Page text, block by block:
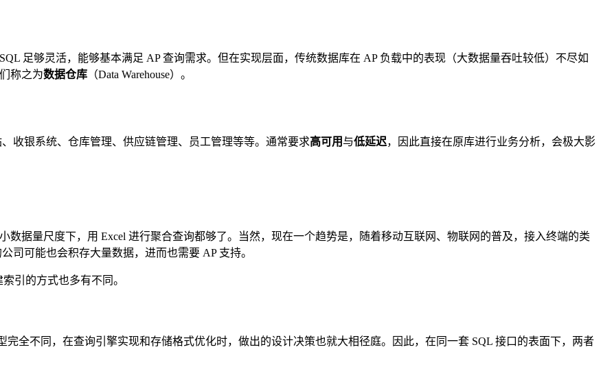
足够灵活，能够基本满足 AP 查询需求。但在实现层面，传统数据库在 AP 负载中的表现（大数据量吞吐较低）不尽如
称之为数据仓库 （Data Warehouse）。
收银系统、仓库管理、供应链管理、员工管理等等。通常要求高可用 与低延迟，因此直接在原库进行业务分析，会极大影
数据量尺度下，用 Excel 进行聚合查询都够了。当然，现在一个趋势是，随着移动互联网、物联网的普及，接入终端的类
司可能也会积存大量数据，进而也需要 AP 支持。
引的方式也多有不同。
完全不同，在查询引擎实现和存储格式优化时，做出的设计决策也就大相径庭。因此，在同一套 SQL 接口的表面下，两者